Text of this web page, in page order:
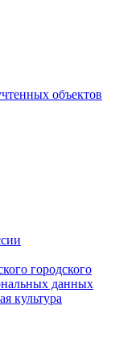
объектов
городского
данных
культура